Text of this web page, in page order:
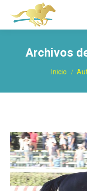
Archivos
Estás aquí:
Inicio